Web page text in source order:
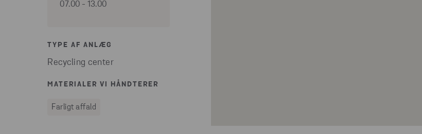
07.00 - 13.00
TYPE AF ANLÆG
Recycling center
MATERIALER VI HÅNDTERER
Farligt affald